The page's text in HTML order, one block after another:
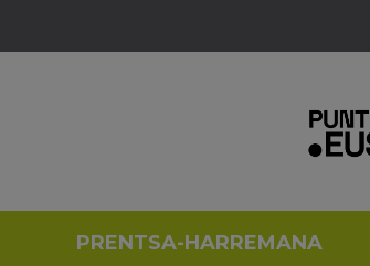
PRENTSA-HARREMANA